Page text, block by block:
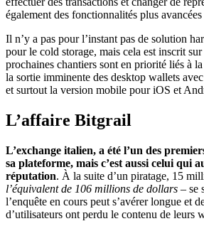
également des fonctionnalités plus
Il n’y a pas pour l’instant pas de solution
pour le cold storage, mais cela est inscrit sur
prochaines chantiers sont en priorité liés à
la sortie imminente des desktop wallets
et surtout la version mobile pour iOS et
L’affaire Bitgrail
L’exchange italien, a été l’un des
sa plateforme, mais c’est aussi celui qui
réputation. À la suite d’un piratage, 15
l’équivalent de 106 millions de dollars – se
l’enquête en cours peut s’avérer longue et
d’utilisateurs ont perdu le contenu de leurs